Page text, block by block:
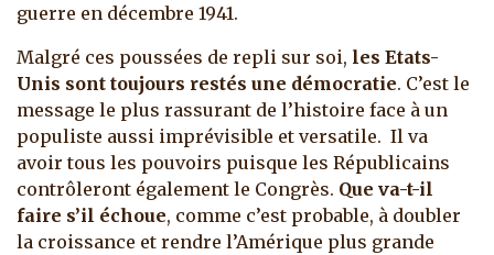
guerre en décembre 1941.
Malgré ces poussées de repli sur soi, les Etats-
Unis sont toujours restés une démocratie. C’est le
message le plus rassurant de l’histoire face à un
populiste aussi imprévisible et versatile. Il va
avoir tous les pouvoirs puisque les Républicains
contrôleront également le Congrès. Que va-t-il
faire s’il échoue, comme c’est probable, à doubler
la croissance et rendre l’Amérique plus grande